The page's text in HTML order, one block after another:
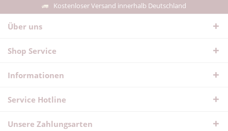
Kostenloser Versand innerhalb Deutschland
Über uns
Shop Service
Informationen
Service Hotline
Unsere Zahlungsarten